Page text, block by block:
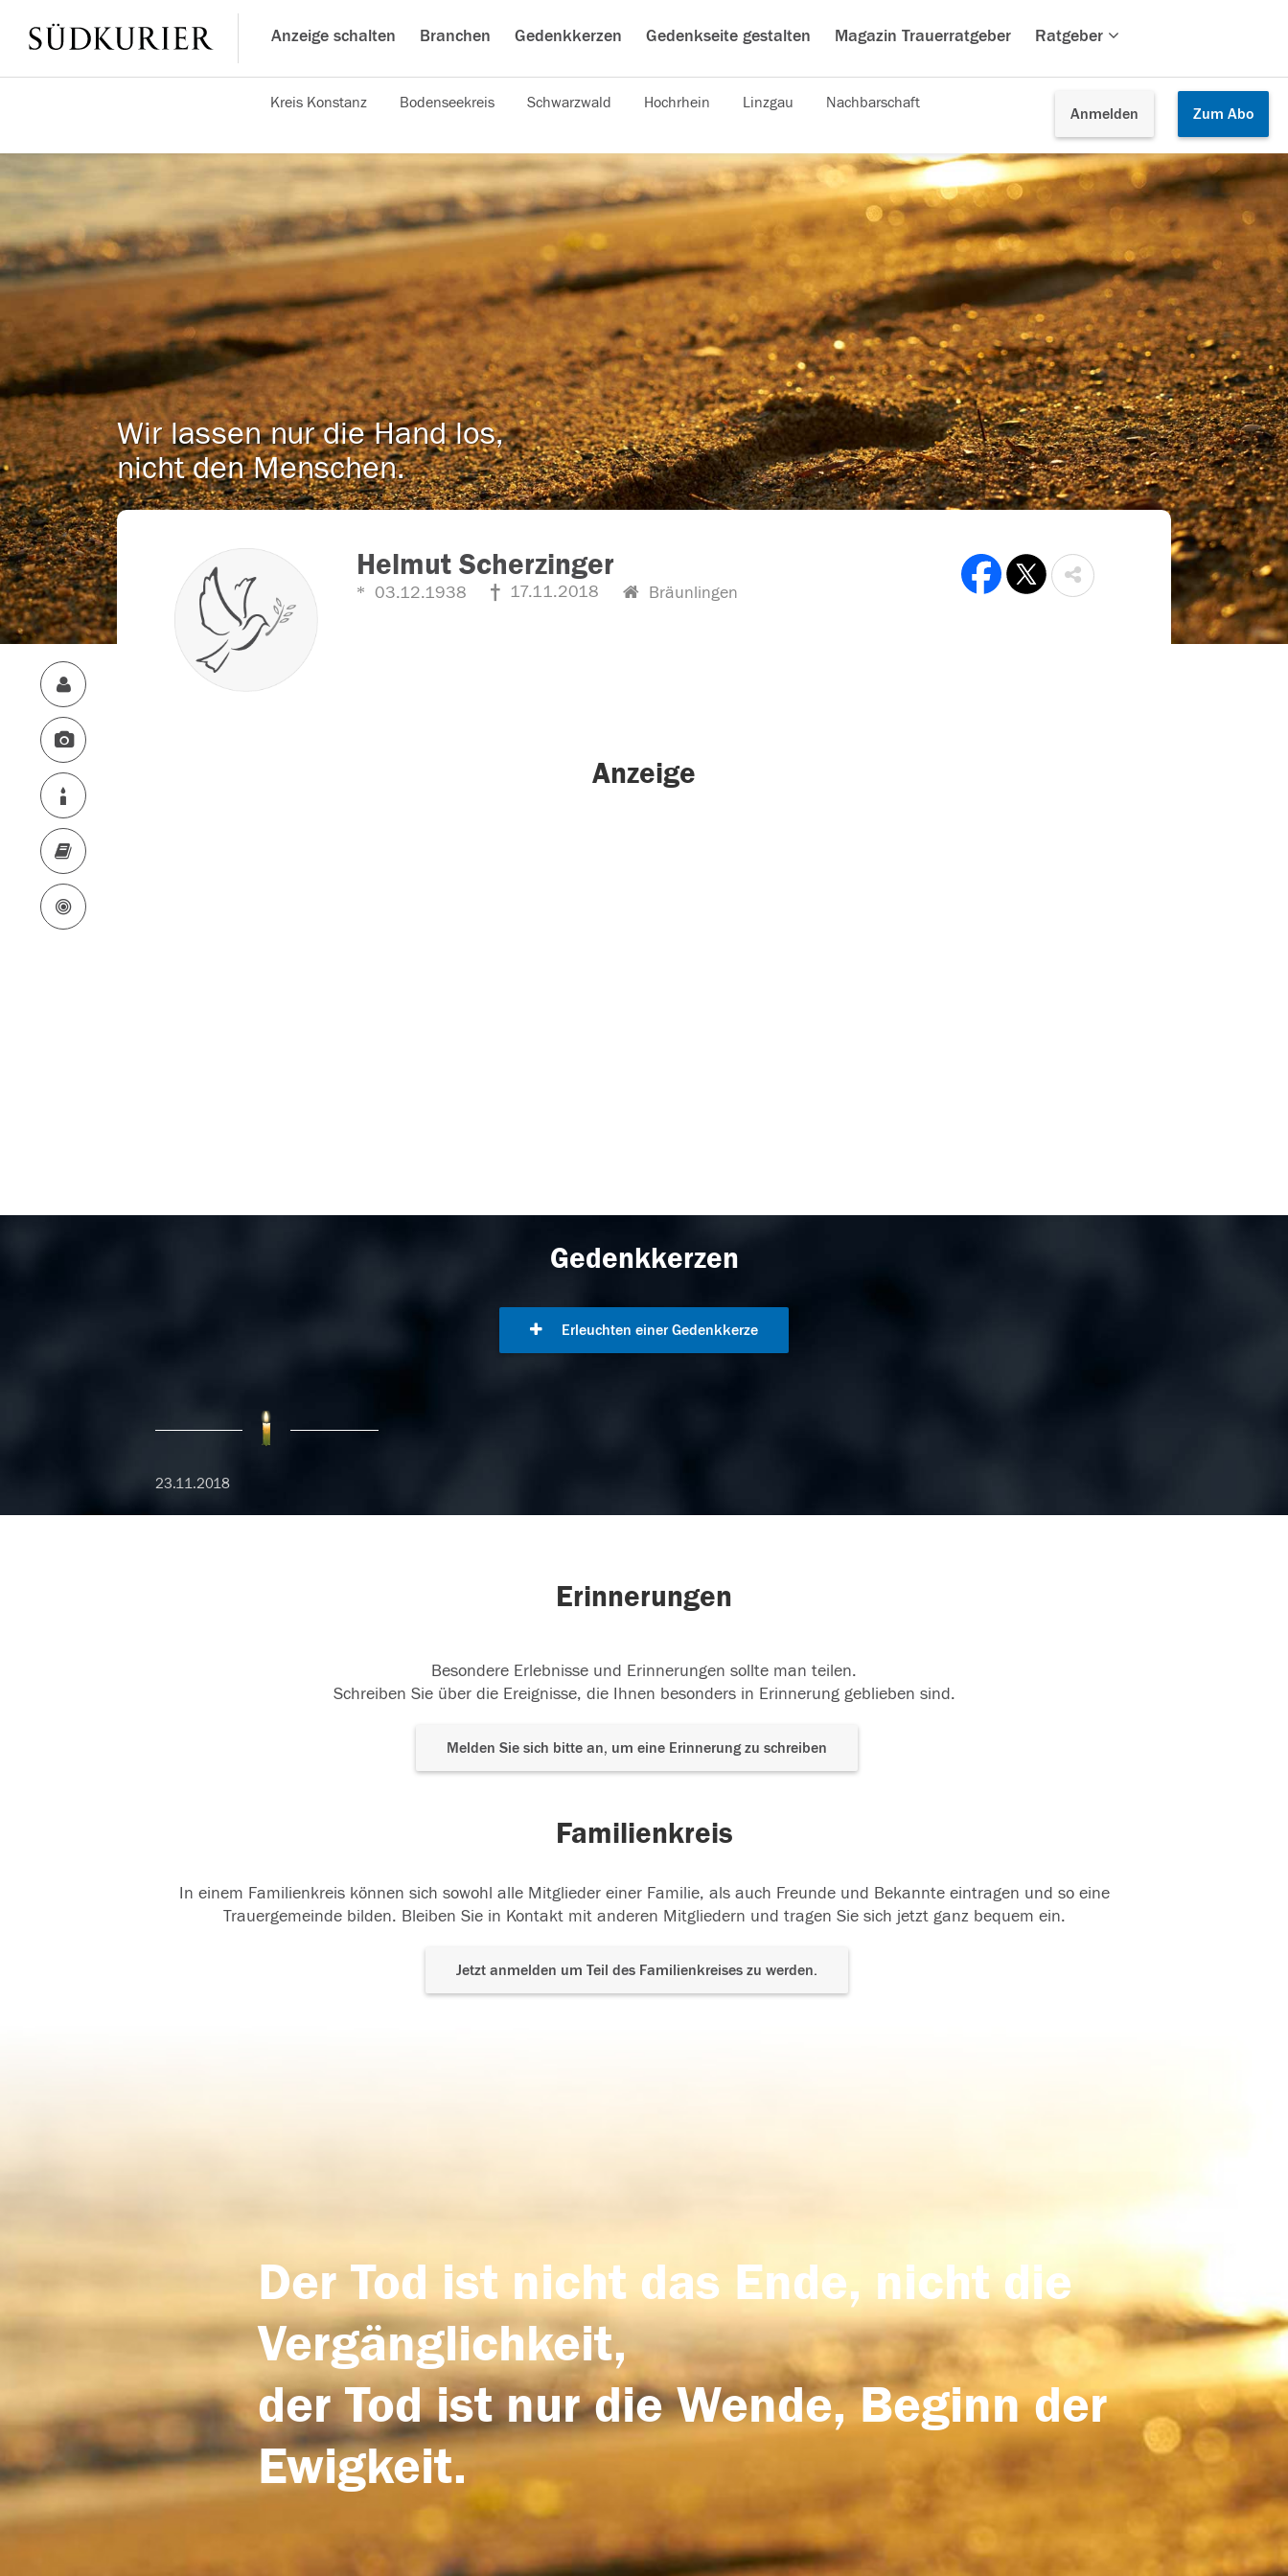
Anzeige schalten Branchen Gedenkkerzen Gedenkseite gestalten Magazin Trauerratgeber Ratgeber
Anmelden Zum Abo
Kreis Konstanz Bodenseekreis Schwarzwald Hochrhein Linzgau Nachbarschaft
Wir lassen nur die Hand los,
nicht den Menschen.
Helmut Scherzinger
03.12.1938 17.11.2018 Bräunlingen
Anzeige
Gedenkkerzen
Erleuchten einer Gedenkkerze
23.11.2018
Erinnerungen
Besondere Erlebnisse und Erinnerungen sollte man teilen.
Schreiben Sie über die Ereignisse, die Ihnen besonders in Erinnerung geblieben sind.
Melden Sie sich bitte an, um eine Erinnerung zu schreiben
Familienkreis
In einem Familienkreis können sich sowohl alle Mitglieder einer Familie, als auch Freunde und Bekannte eintragen und so eine
Trauergemeinde bilden. Bleiben Sie in Kontakt mit anderen Mitgliedern und tragen Sie sich jetzt ganz bequem ein.
Jetzt anmelden um Teil des Familienkreises zu werden.
Der Tod ist nicht das Ende, nicht die
Vergänglichkeit,
der Tod ist nur die Wende, Beginn der
Ewigkeit.